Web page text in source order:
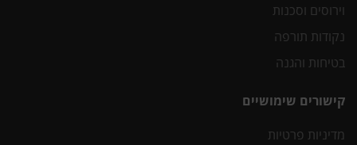
וירוסים וסכנות
נקודות תורפה
בטיחות והגנה
קישורים שימושיים
מדיניות פרטיות